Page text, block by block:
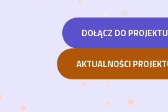
DOŁĄCZ DO PROJEKTU
AKTUALNOŚCI